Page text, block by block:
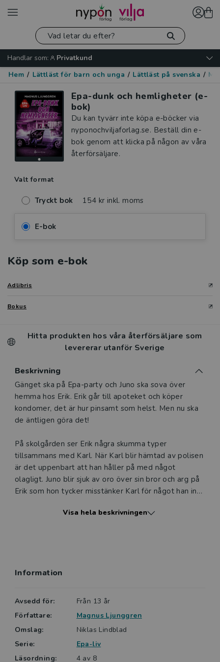
Handlar som:
Privatkund
Hem / Lättläst för barn och unga / Lättläst på svenska /
Epa-dunk och hemligheter (e-
bok)
Du kan tyvärr inte köpa e-böcker via
nyponochviljaforlag.se. Beställ din e-
bok genom att klicka på någon av våra
återförsäljare.
Valt format
Tryckt bok 154 kr inkl. moms
E-bok
Köp som e-bok
Adlibris
Bokus
Hitta produkten hos våra återförsäljare som
levererar utanför Sverige
Beskrivning
Beskrivning
Gänget ska på Epa-party och Juno ska sova över
hemma hos Erik. Erik går till apoteket och köper
kondomer, det är hur pinsamt som helst. Men nu ska
de äntligen göra det!
På skolgården ser Erik några skumma typer
tillsammans med Karl. När Karl blir hämtad av polisen
är det uppenbart att han håller på med något
olagligt. Juno blir sjuk av oro över sin bror och arg på
Erik som hon tycker misstänker Karl för något han inte
de kan gå på Epa-partyt? Och vad är det som händer
han för de som älskar epa-traktorer och lägger
Erik, Frans, Lisa och Juno.
Sagt om Repor i lacken
Repor i lacken är en relativt lättläst bok med korta
meningar, Lix 16. Det är positivt att det kommit ett
antal böcker om ungdomar som har motorintresse. /
Visa hela beskrivningen
Information
Avsedd för:
Från 13 år
Författare:
Magnus Ljunggren
Omslag:
Niklas Lindblad
Serie:
Epa-liv
Läsordning:
4 av 8